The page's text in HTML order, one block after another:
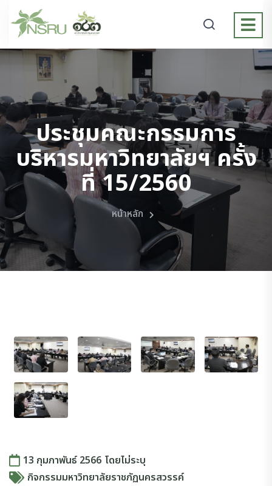
ประชุมคณะกรรมการ
บริหารมหาวิทยาลัยฯ ครั้ง
ที่ 15/2560
หน้าหลัก
13 กุมภาพันธ์ 2566 โดยไม่ระบุ
กิจกรรมมหาวิทยาลัยราชภัฏนครสวรรค์